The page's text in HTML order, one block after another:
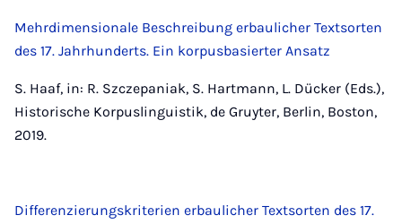
Mehrdimensionale Beschreibung erbaulicher Textsorten
des 17. Jahrhunderts. Ein korpusbasierter Ansatz
S. Haaf, in: R. Szczepaniak, S. Hartmann, L. Dücker (Eds.),
Historische Korpus­linguistik, de Gruyter, Berlin, Boston,
2019.
Differenzierungskriterien erbaulicher Textsorten des 17.